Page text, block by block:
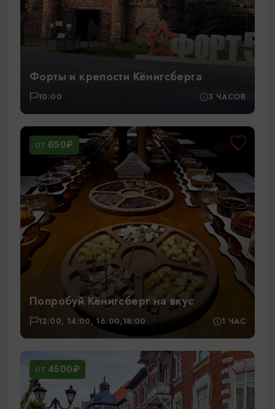
Форты и крепости Кёнигсберга
10:00 5 ЧАСОВ
ОТ 650₽
Попробуй Кёнигсберг на вкус
12:00, 14:00, 16:00,18:00 1 ЧАС
ОТ 4500₽